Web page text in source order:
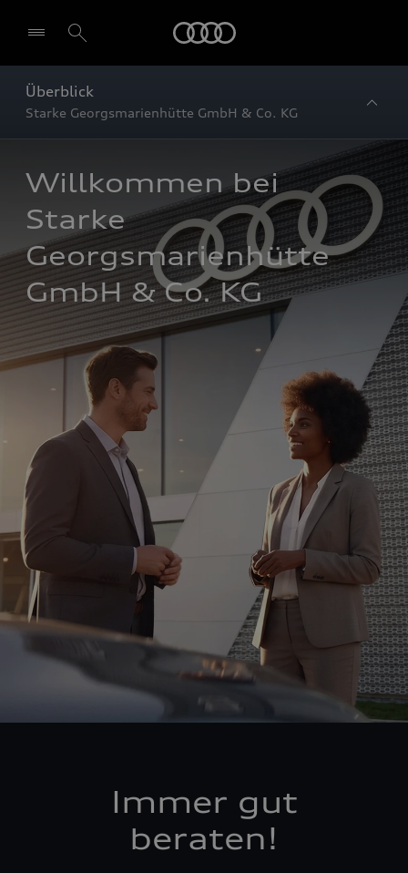
Überblick
Starke Georgsmarienhütte GmbH & Co. KG
Willkommen bei
Starke
Georgsmarienhütte
GmbH & Co. KG
Immer gut
beraten!